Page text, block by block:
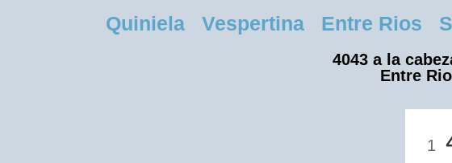
Quiniela Vespertina Entre Rios
4043 a la
Entre
1